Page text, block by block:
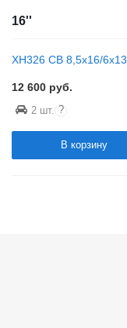
16''
XH326 CB 8,5x16/
12 600 руб.
2 шт. ?
В корзину